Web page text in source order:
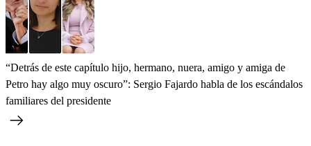
“Detrás de este capítulo hijo, hermano, nuera, amigo y amiga de
Petro hay algo muy oscuro”: Sergio Fajardo habla de los escándalos
familiares del presidente